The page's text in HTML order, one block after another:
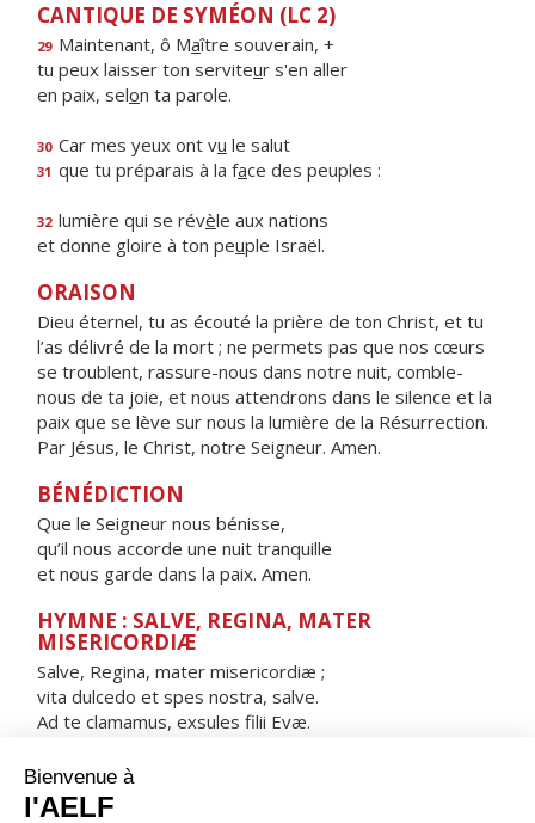
CANTIQUE DE SYMÉON (LC 2)
29 Maintenant, ô Maître souverain, +
tu peux laisser ton serviteur s'en aller
en paix, selon ta parole.
30 Car mes yeux ont vu le salut
31 que tu préparais à la face des peuples :
32 lumière qui se révèle aux nations
et donne gloire à ton peuple Israël.
ORAISON
Dieu éternel, tu as écouté la prière de ton Christ, et tu
l’as délivré de la mort ; ne permets pas que nos cœurs
se troublent, rassure-nous dans notre nuit, comble-
nous de ta joie, et nous attendrons dans le silence et la
paix que se lève sur nous la lumière de la Résurrection.
Par Jésus, le Christ, notre Seigneur. Amen.
BÉNÉDICTION
Que le Seigneur nous bénisse,
qu’il nous accorde une nuit tranquille
et nous garde dans la paix. Amen.
HYMNE : SALVE, REGINA, MATER
MISERICORDIÆ
Salve, Regina, mater misericordiæ ;
vita dulcedo et spes nostra, salve.
Ad te clamamus, exsules filii Evæ.
in hac lacrimarum valle.